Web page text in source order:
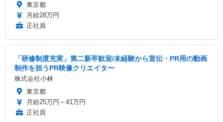
東京都
月給28万円
正社員
「研修制度充実」第二新卒歓迎/未経験から宣伝・PR用の動画
制作を担うPR映像クリエイター
株式会社小林
東京都
月給25万円～41万円
正社員